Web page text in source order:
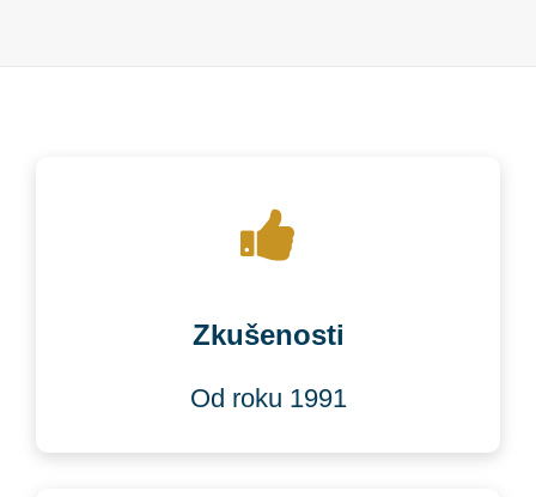
Zkušenosti
Od roku 1991